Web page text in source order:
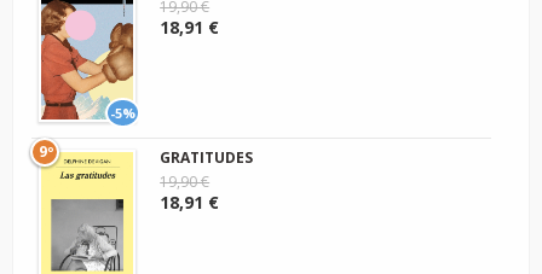
-5%
19,90 €
18,91 €
9º
GRATITUDES
19,90 €
18,91 €